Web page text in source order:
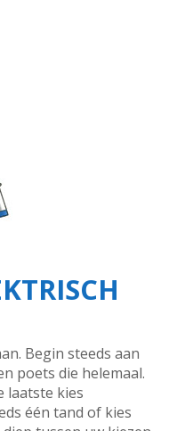
Begin steeds aan
poets die helemaal.
laatste kies
één tand of kies